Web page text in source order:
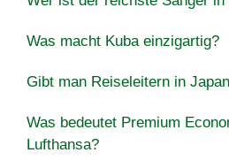
Was macht Kuba einzigartig?
Gibt man Reiseleitern in
Was bedeutet Premium
Lufthansa?